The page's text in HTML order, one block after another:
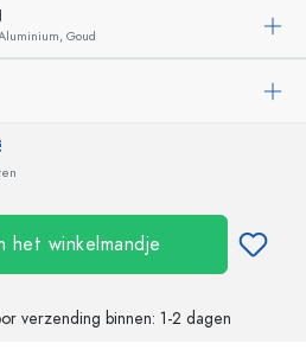
Goud
het winkelmandje
verzending binnen: 1-2 dagen